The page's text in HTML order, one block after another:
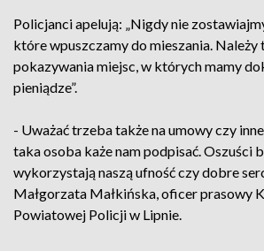
Policjanci apelują: „Nigdy nie
które wpuszczamy do mieszania. Należy
pokazywania miejsc, w których mamy
pieniądze”.
- Uważać trzeba także na umowy czy
taka osoba każe nam podpisać. Oszuści
wykorzystają naszą ufność czy dobre
Małgorzata Małkińska, oficer prasowy
Powiatowej Policji w Lipnie.